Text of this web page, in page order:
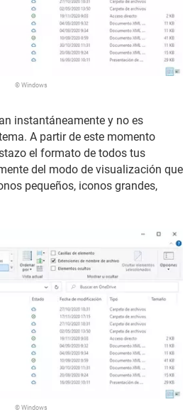
© Windows
instantáneamente y no es
A partir de este momento
el formato de todos tus
del modo de visualización que
pequeños, iconos grandes,
© Windows